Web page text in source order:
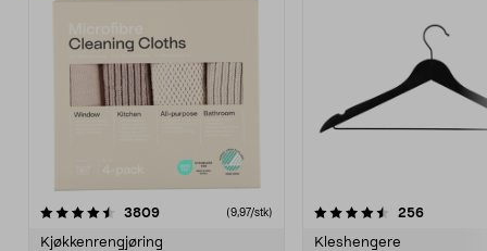
3809anmeldelser(9,97/stk)
Kjøkkenrengjøring
4.5av 5 stjerner 256
Kleshengere
4.5av 5 stjerner